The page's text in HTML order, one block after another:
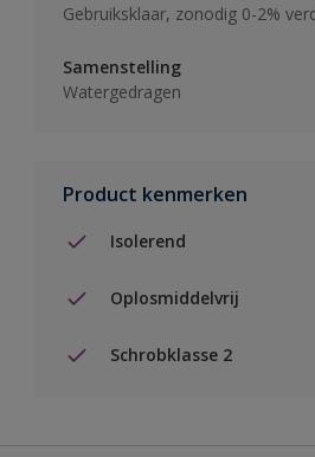
Gebruiksklaar, zonodig 0-2%
Samenstelling
Watergedragen
Product kenmerken
Isolerend
Oplosmiddelvrij
Schrobklasse 2